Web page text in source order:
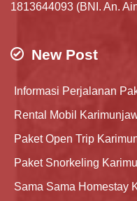
1813644093 (BNI. An.
New Post
Informasi Perjalanan
Rental Mobil
Paket Open Trip
Paket Snorkeling
Sama Sama Homestay